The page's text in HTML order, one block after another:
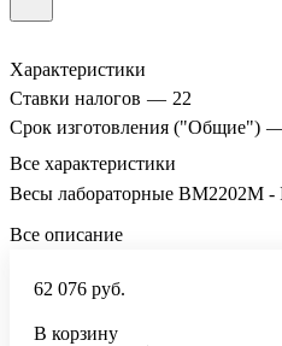
Характеристики
Ставки налогов — 22
Срок изготовления ("Общие")
Все характеристики
Весы лабораторные ВМ2202М -
Все описание
62 076 руб.
В корзину